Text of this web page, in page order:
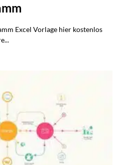
Excel Vorlage hier kostenlos